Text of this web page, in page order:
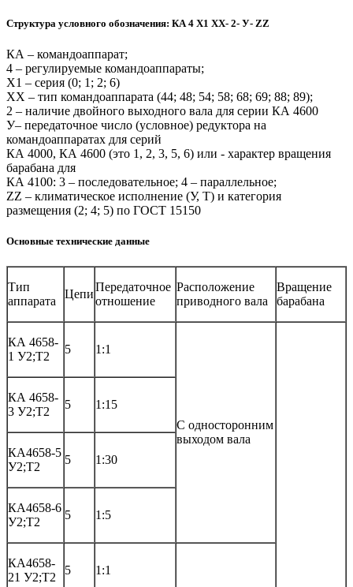
Структура условного обозначения: КА 4 Х1 ХХ- 2- У- ZZ
КА – командоаппарат;
4 – регулируемые командоаппараты;
Х1 – серия (0; 1; 2; 6)
ХХ – тип командоаппарата (44; 48; 54; 58; 68; 69; 88; 89);
2 – наличие двойного выходного вала для серии КА 4600
У– передаточное число (условное) редуктора на
командоаппаратах для серий
КА 4000, КА 4600 (это 1, 2, 3, 5, 6) или - характер вращения
барабана для
КА 4100: 3 – последовательное; 4 – параллельное;
ZZ – климатическое исполнение (У, Т) и категория
размещения (2; 4; 5) по ГОСТ 15150
Основные технические данные
Тип
аппарата
Цепи
Передаточное
отношение
Расположение
приводного вала
Вращение
барабана
КА 4658-
1 У2;Т2
5 1:1
С односторонним
выходом вала
КА 4658-
3 У2;Т2
5 1:15
КА4658-5
У2;Т2
5 1:30
КА4658-6
У2;Т2
5 1:5
КА4658-
21 У2;Т2
5 1:1